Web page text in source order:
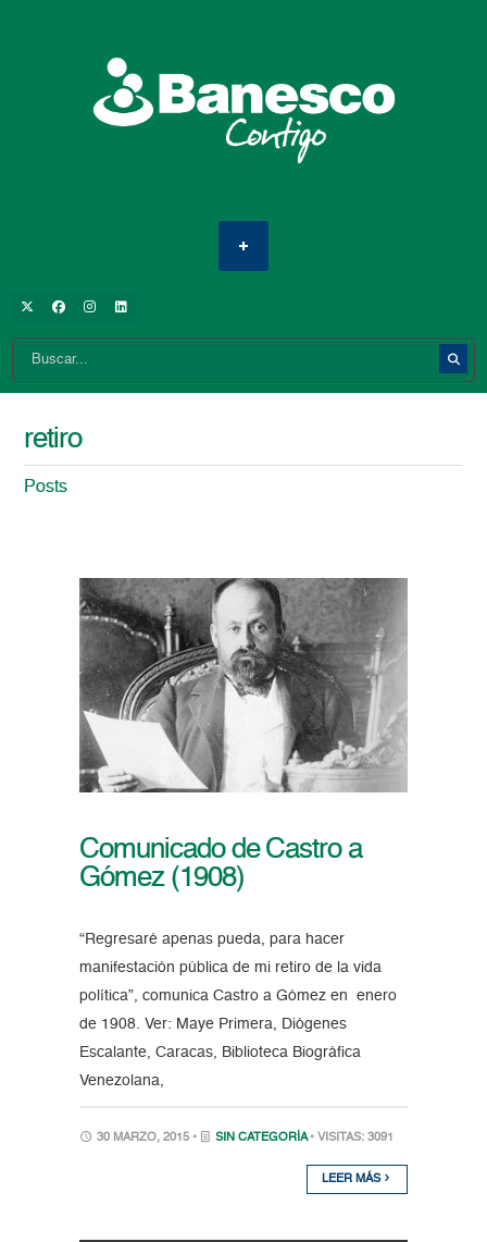
retiro
Posts
Comunicado de Castro a
Gómez (1908)
“Regresaré apenas pueda, para hacer
manifestación pública de mi retiro de la vida
política”, comunica Castro a Gómez en enero
de 1908. Ver: Maye Primera, Diógenes
Escalante, Caracas, Biblioteca Biográfica
Venezolana,
30 MARZO, 2015 • SIN CATEGORÍA • VISITAS: 3091
LEER MÁS